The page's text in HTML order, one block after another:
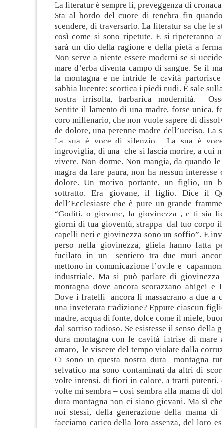
La literatur è sempre lì, preveggenza di
Sta al bordo del cuore di tenebra fin
scendere, di traversarlo. La literatur sa che le
così come si sono ripetute. E si ripeteranno
sarà un dio della ragione e della pietà a
Non serve a niente essere moderni se si
mare d’erba diventa campo di sangue. Se il
la montagna e ne intride le cavità
sabbia lucente: scortica i piedi nudi. È sale
nostra irrisolta, barbarica modernità.
Sentite il lamento di una madre, forse unica,
coro millenario, che non vuole sapere di
de dolore, una perenne madre dell’ucciso. La
La sua è voce di silenzio. La sua è
ingroviglia, di una che si lascia morire, a cui
vivere. Non dorme. Non mangia, da quando
magra da fare paura, non ha nessun interesse
dolore. Un motivo portante, un figlio, un
sottratto. Era giovane, il figlio. Dice il
dell’Ecclesiaste che è pure un grande
“Goditi, o giovane, la giovinezza , e ti sia
giorni di tua gioventù, strappa dal tuo corpo
capelli neri e giovinezza sono un soffio”. E
perso nella giovinezza, gliela hanno fatta
fucilato in un sentiero tra due muri
mettono in comunicazione l’ovile e
industriale. Ma si può parlare di
montagna dove ancora scorazzano abigei
Dove i fratelli ancora li massacrano a due a
una inveterata tradizione? Eppure ciascun
madre, acqua di fonte, dolce come il miele,
dal sorriso radioso. Se esistesse il senso della
dura montagna con le cavità intrise di mare
amaro, le viscere del tempo violate dalla
Ci sono in questa nostra dura montagna
selvatico ma sono contaminati da altri di
volte intensi, di fiori in calore, a tratti
volte mi sembra – così sembra alla mama di
dura montagna non ci siano giovani. Ma sì
noi stessi, della generazione della mama
facciamo carico della loro assenza, del loro